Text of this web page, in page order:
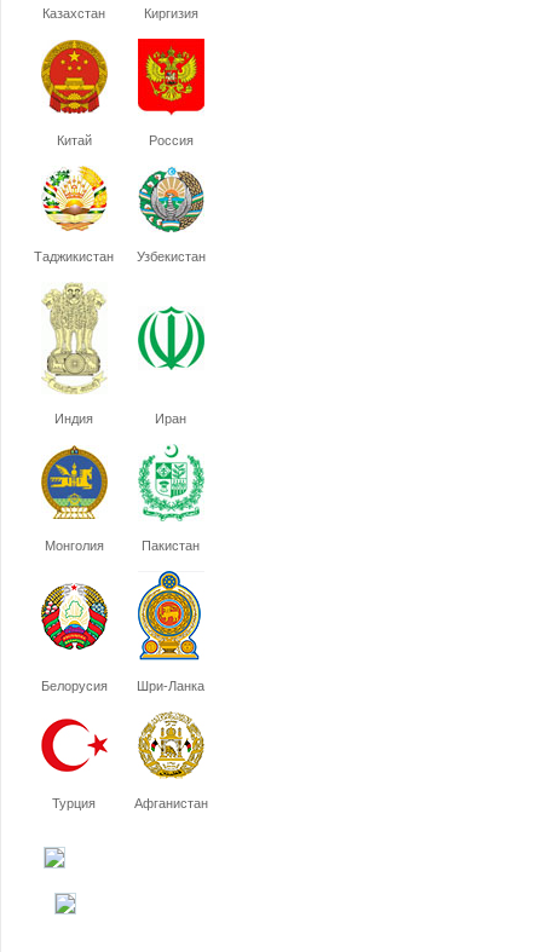
Казахстан Киргизия
Китай Россия
Таджикистан Узбекистан
Индия Иран
Монголия Пакистан
Белорусия Шри-Ланка
Турция Афганистан